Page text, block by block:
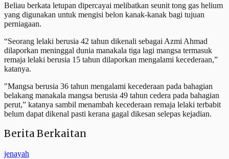
Beliau berkata letupan dipercayai melibatkan seunit tong gas helium
yang digunakan untuk mengisi belon kanak-kanak bagi tujuan
perniagaan.
“Seorang lelaki berusia 42 tahun dikenali sebagai Azmi Ahmad
dilaporkan meninggal dunia manakala tiga lagi mangsa termasuk
remaja lelaki berusia 15 tahun dilaporkan mengalami kecederaan,”
katanya.
"Mangsa berusia 36 tahun mengalami kecederaan pada bahagian
belakang manakala mangsa berusia 49 tahun cedera pada bahagian
perut,” katanya sambil menambah kecederaan remaja lelaki terbabit
belum dapat dikenal pasti kerana gagal dikesan selepas kejadian.
Berita Berkaitan
jenayah